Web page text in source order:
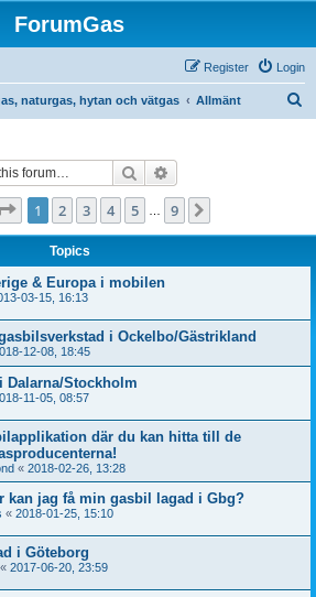
ForumGas
Login
Register
naturgas, hytan och vätgas Allmänt
Search
Page 1of 9
1 2 3 4 5 9
Topics
& Europa i mobilen
03-15, 16:13
i Ockelbo/Gästrikland
12-08, 18:45
Dalarna/Stockholm
11-05, 08:57
där du kan hitta till de
« 2018-02-26, 13:28
kan jag få min gasbil lagad i Gbg?
« 2018-01-25, 15:10
i Göteborg
« 2017-06-20, 23:59